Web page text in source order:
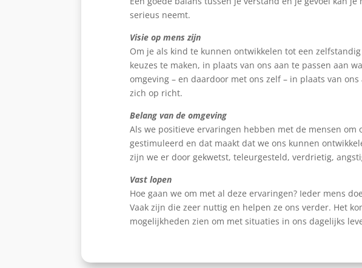
serieus neemt.
Visie op mens zijn
Om je als kind te kunnen ontwikkelen tot een
keuzes te maken, in plaats van ons aan te passen aan
omgeving – en daardoor met ons zelf – in plaats van
zich op richt.
Belang van de omgeving
Als we positieve ervaringen hebben met de mensen
gestimuleerd en dat maakt dat we ons kunnen
zijn we er door gekwetst, teleurgesteld, verdrietig,
Vast lopen
Hoe gaan we om met al deze ervaringen? Ieder mens
Vaak zijn die zeer nuttig en helpen ze ons verder. Het
mogelijkheden zien om met situaties in ons dagelijks